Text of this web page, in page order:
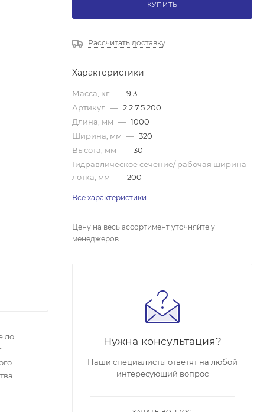
до
КУПИТЬ
Рассчитать доставку
Характеристики
Масса, кг — 9,3
Артикул — 2.2.7.5.200
Длина, мм — 1000
Ширина, мм — 320
Высота, мм — 30
Гидравлическое сечение/ рабочая ширина
лотка, мм — 200
Все характеристики
Цену на весь ассортимент уточняйте у
менеджеров
Нужна консультация?
Наши специалисты ответят на любой
интересующий вопрос